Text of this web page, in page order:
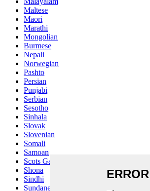
Maltese
Maori
Marathi
Mongolian
Burmese
Nepali
Norwegian
Pashto
Persian
Punjabi
Serbian
Sesotho
Sinhala
Slovak
Slovenian
Somali
Samoan
Scots Gaelic
Shona
Sindhi
Sundanese